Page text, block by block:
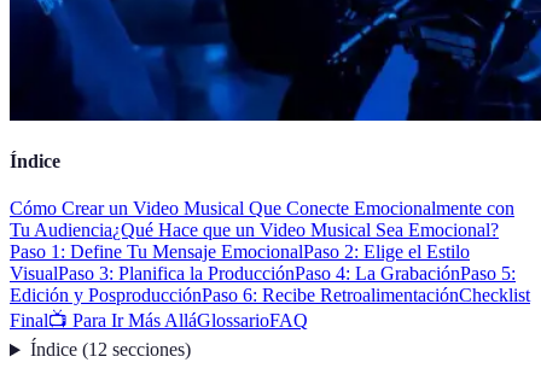
Índice
Cómo Crear un Video Musical Que Conecte Emocionalmente con
Tu Audiencia¿Qué Hace que un Video Musical Sea Emocional?
Paso 1: Define Tu Mensaje EmocionalPaso 2: Elige el Estilo
VisualPaso 3: Planifica la ProducciónPaso 4: La GrabaciónPaso 5:
Edición y PosproducciónPaso 6: Recibe RetroalimentaciónChecklist
Final📺 Para Ir Más AlláGlossarioFAQ
Índice(12 secciones)